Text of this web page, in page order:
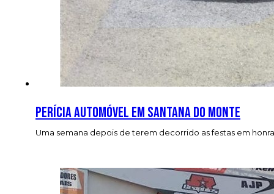
Perícia automóvel em Santana do Monte
Uma semana depois de terem decorrido as festas em